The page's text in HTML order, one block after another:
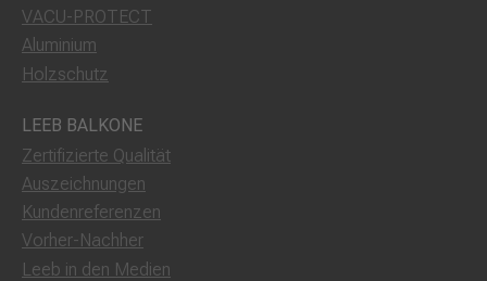
VACU-PROTECT
Aluminium
Holzschutz
LEEB BALKONE
Zertifizierte Qualität
Auszeichnungen
Kundenreferenzen
Vorher-Nachher
Leeb in den Medien